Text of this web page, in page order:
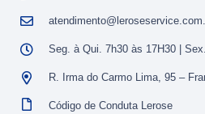
Seg. à Qui. 7h30 às 17H30 |
R. Irma do Carmo Lima, 95 –
Código de Conduta Lerose